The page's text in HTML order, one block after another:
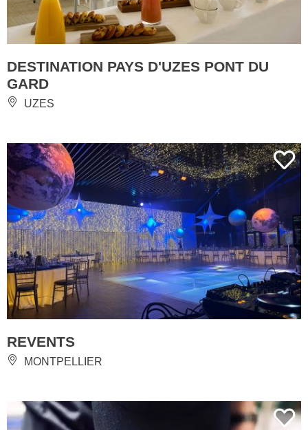
DESTINATION PAYS D'UZES PONT DU
GARD
UZES
REVENTS
MONTPELLIER